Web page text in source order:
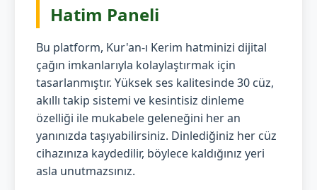
Hatim Paneli
Bu platform, Kur'an-ı Kerim hatminizi dijital
çağın imkanlarıyla kolaylaştırmak için
tasarlanmıştır. Yüksek ses kalitesinde 30 cüz,
akıllı takip sistemi ve kesintisiz dinleme
özelliği ile mukabele geleneğini her an
yanınızda taşıyabilirsiniz. Dinlediğiniz her cüz
cihazınıza kaydedilir, böylece kaldığınız yeri
asla unutmazsınız.